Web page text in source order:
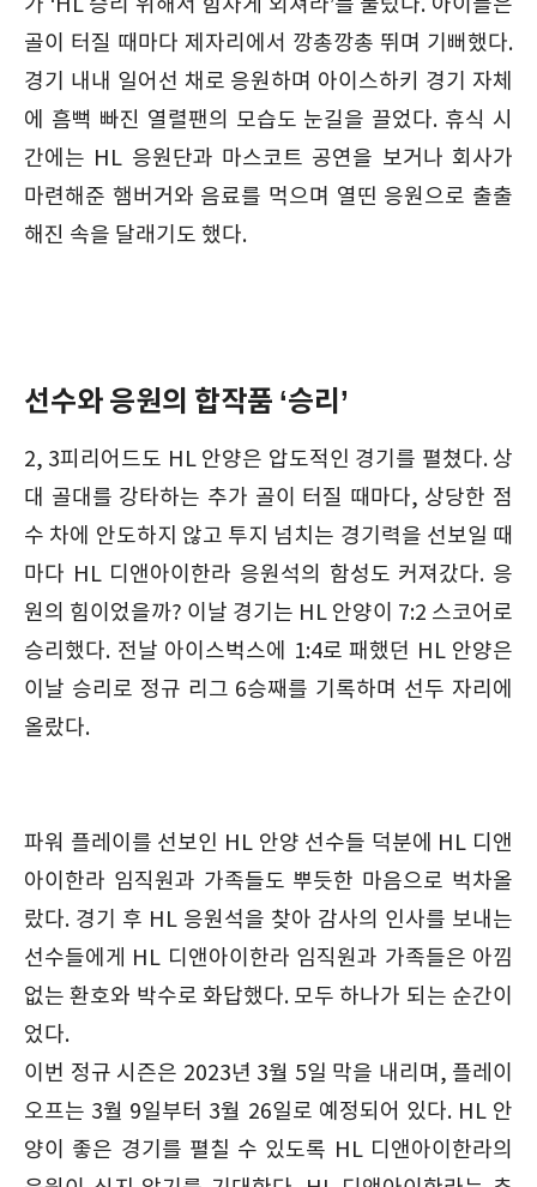
가 ‘HL 승리 위해서 힘차게 외쳐라’를 불렀다. 아이들은
골이 터질 때마다 제자리에서 깡총깡총 뛰며 기뻐했다.
경기 내내 일어선 채로 응원하며 아이스하키 경기 자체
에 흠뻑 빠진 열렬팬의 모습도 눈길을 끌었다. 휴식 시
간에는 HL 응원단과 마스코트 공연을 보거나 회사가
마련해준 햄버거와 음료를 먹으며 열띤 응원으로 출출
해진 속을 달래기도 했다.
선수와 응원의 합작품 ‘승리’
2, 3피리어드도 HL 안양은 압도적인 경기를 펼쳤다. 상
대 골대를 강타하는 추가 골이 터질 때마다, 상당한 점
수 차에 안도하지 않고 투지 넘치는 경기력을 선보일 때
마다 HL 디앤아이한라 응원석의 함성도 커져갔다. 응
원의 힘이었을까? 이날 경기는 HL 안양이 7:2 스코어로
승리했다. 전날 아이스벅스에 1:4로 패했던 HL 안양은
이날 승리로 정규 리그 6승째를 기록하며 선두 자리에
올랐다.
파워 플레이를 선보인 HL 안양 선수들 덕분에 HL 디앤
아이한라 임직원과 가족들도 뿌듯한 마음으로 벅차올
랐다. 경기 후 HL 응원석을 찾아 감사의 인사를 보내는
선수들에게 HL 디앤아이한라 임직원과 가족들은 아낌
없는 환호와 박수로 화답했다. 모두 하나가 되는 순간이
었다.
이번 정규 시즌은 2023년 3월 5일 막을 내리며, 플레이
오프는 3월 9일부터 3월 26일로 예정되어 있다. HL 안
양이 좋은 경기를 펼칠 수 있도록 HL 디앤아이한라의